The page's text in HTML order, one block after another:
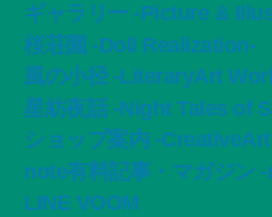
ギャラリー -Picture &
桜荘園 -Doll Realization-
風の小径 -LiteraryArt
星紡夜話 -Night Tales of
ショップ案内 -
note有料記事・マガジン
LINE VOOM